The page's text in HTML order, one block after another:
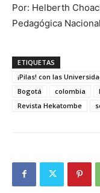
Por: Helberth
Pedagógica
ETIQUETAS
¡Pilas! con las
Bogotá
colombia
Revista Hekatombe